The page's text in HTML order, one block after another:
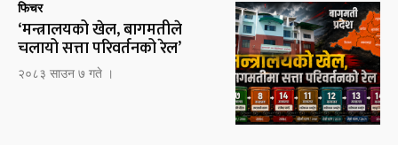
फिचर
‘मन्त्रालयको खेल, बागमतीले
चलायो सत्ता परिवर्तनको रेल’
२०८३ साउन ७ गते ।